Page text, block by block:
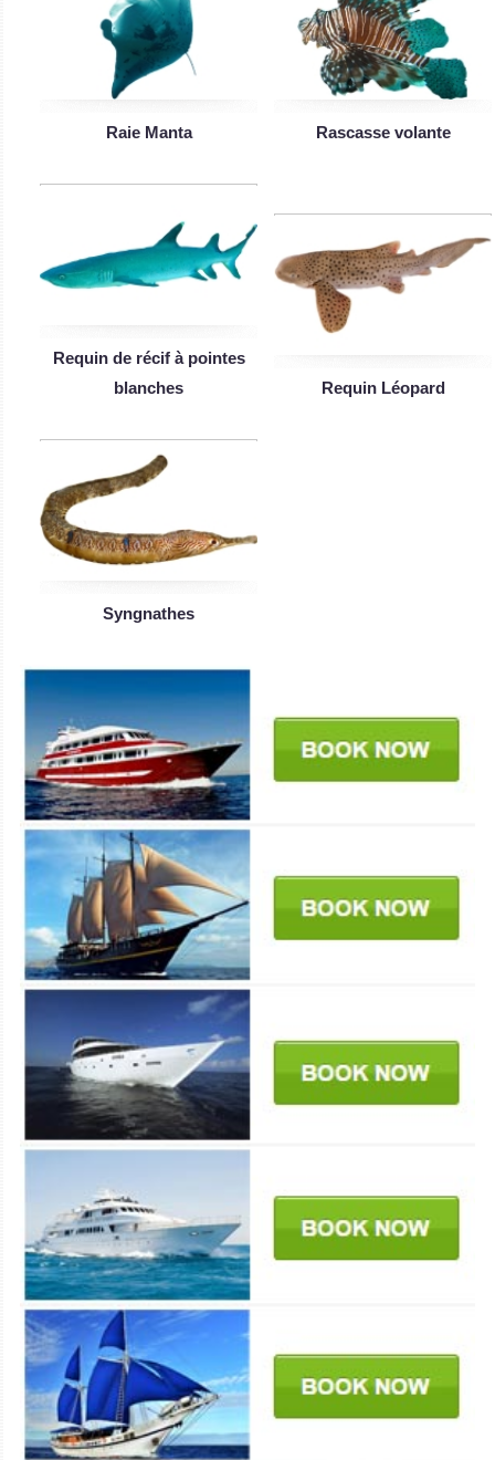
Raie Manta Rascasse volante
Requin de récif à pointes
blanches
Requin Léopard
Syngnathes